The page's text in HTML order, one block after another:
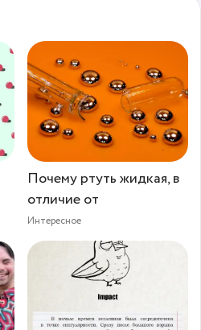
Почему ртуть жидкая, в
отличие от
Интересное